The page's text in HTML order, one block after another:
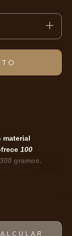
material
100
gramos.
y
permite un
aporta un